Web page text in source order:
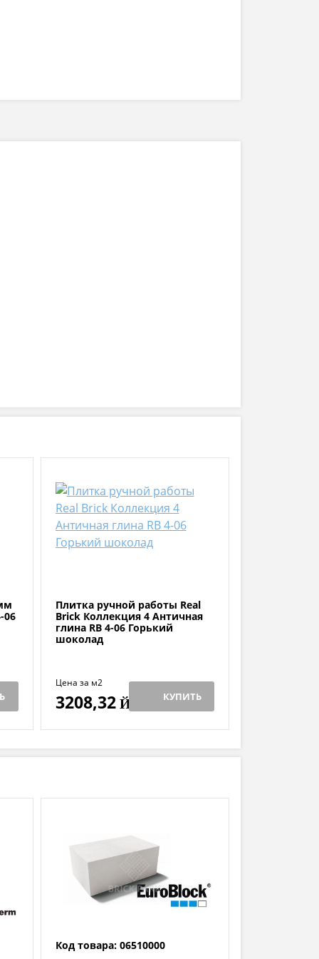
06
Плитка ручной работы Real
Brick Коллекция 4 Античная
глина RB 4-06 Горький
шоколад
Цена за м2
3208,32Й КУПИТЬ
Код товара: 06510000